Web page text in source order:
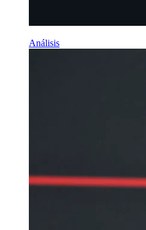
Análisis